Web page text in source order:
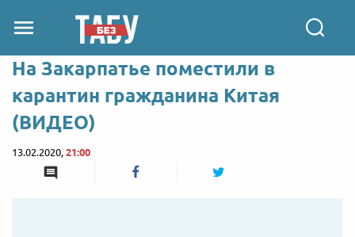
На Закарпатье поместили в
карантин гражданина Китая
(ВИДЕО)
13.02.2020, 21:00